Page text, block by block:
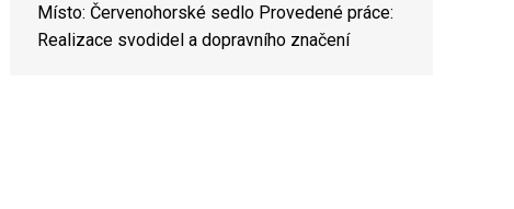
Místo: Červenohorské sedlo Provedené práce:
Realizace svodidel a dopravního značení